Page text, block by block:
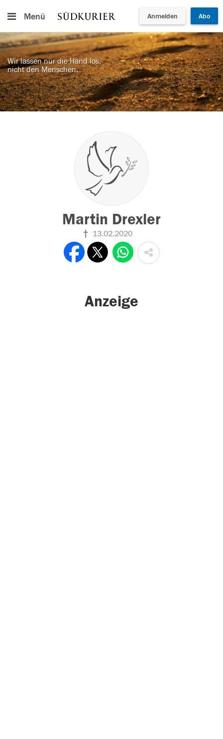
Menü Anmelden Abo
Wir lassen nur die Hand los,
nicht den Menschen.
Martin Drexler
13.02.2020
Anzeige